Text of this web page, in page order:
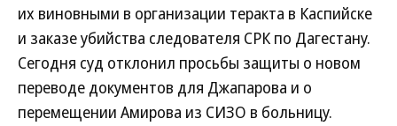
их виновными в организации теракта в Каспийске
и заказе убийства следователя СРК по Дагестану.
Сегодня суд отклонил просьбы защиты о новом
переводе документов для Джапарова и о
перемещении Амирова из СИЗО в больницу.